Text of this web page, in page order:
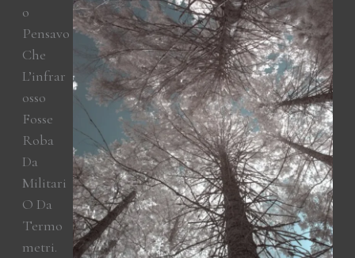
O
Pensavo
Che
L’infrar
Osso
Fosse
Roba
Da
Militari
O Da
Termo
Metri.